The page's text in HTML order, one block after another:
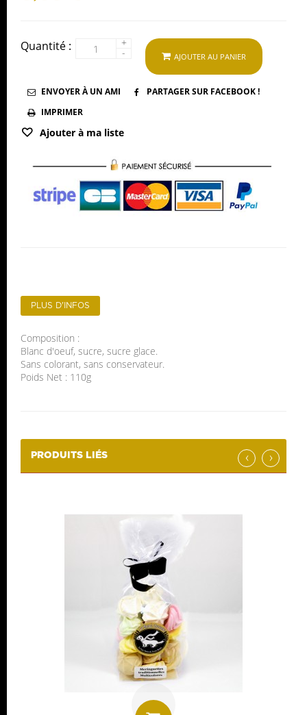
Quantité : +
- AJOUTER AU PANIER
ENVOYER À UN AMI
PARTAGER SUR FACEBOOK !
IMPRIMER
Ajouter à ma liste
PLUS D'INFOS
Composition :
Blanc d'oeuf, sucre, sucre glace.
Sans colorant, sans conservateur.
Poids Net : 110g
PRODUITS LIÉS ‹ ›